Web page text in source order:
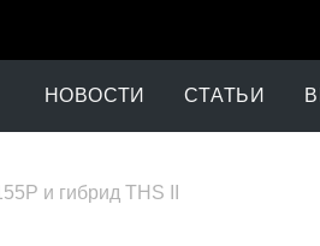
НОВОСТИ СТАТЬИ
и гибрид THS II